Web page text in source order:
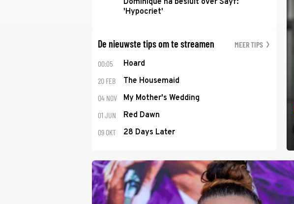
Dominique na besluit over Sayf:
'Hypocriet'
De nieuwste tips om te streamen MEER TIPS
00:05 Hoard
20 FEB The Housemaid
04 NOV My Mother's Wedding
01 JUN Red Dawn
09 OKT 28 Days Later